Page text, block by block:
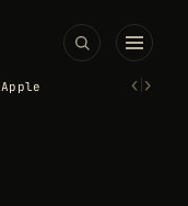
Apple ‹›